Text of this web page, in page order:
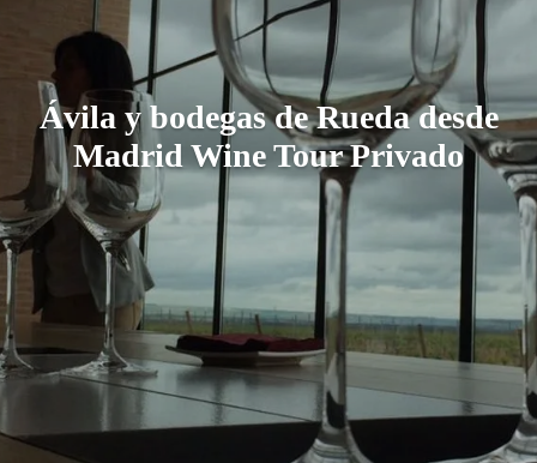
Ávila y bodegas de Rueda desde
Madrid Wine Tour Privado